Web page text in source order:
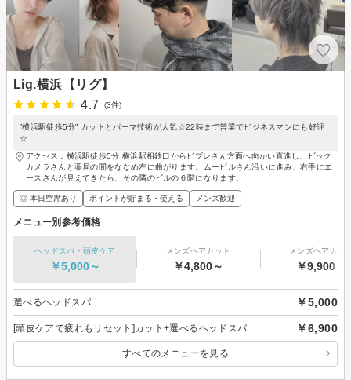
Lig.横浜【リグ】
4.7
(3件)
”横浜駅徒歩5分” カットとパーマ技術が人気☆22時まで営業でビジネスマンにも好評
☆
アクセス：横浜駅徒歩5分 横浜駅相鉄口からビブレさん方面へ向かい直進し、ビック
カメラさんと薬局の間をななめ左に曲がります。ムービルさん沿いに進み、右手にエ
ースさんが見えてきたら、その隣のビルの６階になります。
◎ 本日空席あり ポイントが貯まる・使える メンズ歓迎
メニュー別参考価格
ヘッドスパ・頭皮ケア
￥5,000～
メンズヘアカット
￥4,800～
メンズヘアカラ
￥9,900～
選べるヘッドスパ ￥5,000
[頭皮ケアで疲れもリセット]カット+選べるヘッドスパ ￥6,900
すべてのメニューを見る